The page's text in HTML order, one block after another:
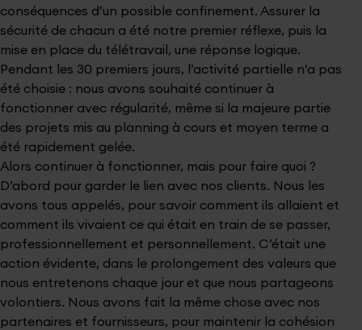
conséquences d’un possible confinement. Assurer la
sécurité de chacun a été notre premier réflexe, puis la
mise en place du télétravail, une réponse logique.
Pendant les 30 premiers jours, l’activité partielle n’a pas
été choisie : nous avons souhaité continuer à
fonctionner avec régularité, même si la majeure partie
des projets mis au planning à cours et moyen terme a
été rapidement gelée.
Alors continuer à fonctionner, mais pour faire quoi ?
D’abord pour garder le lien avec nos clients. Nous les
avons tous appelés, pour savoir comment ils allaient et
comment ils vivaient ce qui était en train de se passer,
professionnellement et personnellement. C’était une
action évidente, dans le prolongement des valeurs que
nous entretenons chaque jour et que nous partageons
volontiers. Nous avons fait la même chose avec nos
partenaires et fournisseurs, pour maintenir la cohésion